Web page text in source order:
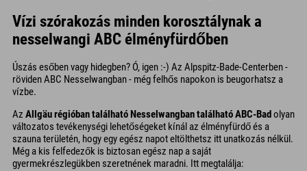
Vízi szórakozás minden korosztálynak a
nesselwangi ABC élményfürdőben
Úszás esőben vagy hidegben? Ó, igen :-) Az Alpspitz-Bade-Centerben -
röviden ABC Nesselwangban - még felhős napokon is beugorhatsz a
vízbe.
Az Allgäu régióban található Nesselwangban található ABC-Badolyan
változatos tevékenységi lehetőségeket kínál az élményfürdő és a
szauna területén, hogy egy egész napot eltölthetsz itt unatkozás nélkül.
Még a kis felfedezők is biztosan egész nap a saját
gyermekrészlegükben szeretnének maradni. Itt megtalálja: